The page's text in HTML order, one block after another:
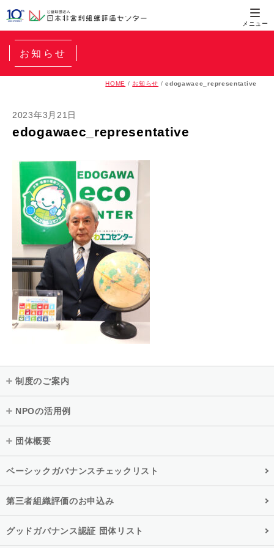
お知らせ
HOME / お知らせ /edogawaec_representative
2023年3月21日
edogawaec_representative
制度のご案内
NPOの活用例
団体概要
ベーシックガバナンスチェックリスト
第三者組織評価のお申込み
グッドガバナンス認証 団体リスト